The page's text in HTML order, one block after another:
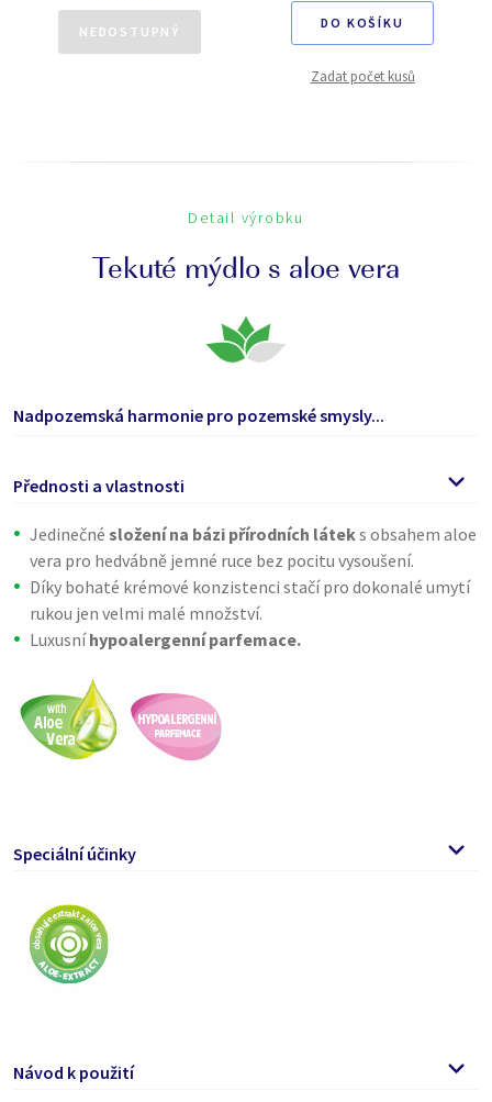
NEDOSTUPNÝ
DO KOŠÍKU
Zadat počet kusů
Detail výrobku
Tekuté mýdlo s aloe vera
Nadpozemská harmonie pro pozemské smysly...
Přednosti a vlastnosti
Jedinečné složení na bázi přírodních láteks obsahem aloe
vera pro hedvábně jemné ruce bez pocitu vysoušení.
Díky bohaté krémové konzistenci stačí pro dokonalé umytí
rukou jen velmi malé množství.
Luxusníhypoalergenní parfemace.
Speciální účinky
Návod k použití